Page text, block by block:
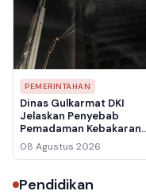
PEMERINTAHAN
Dinas Gulkarmat DKI
Jelaskan Penyebab
Pemadaman Kebakaran
Gedung Bapenda
Berlangsung Hampir Lima
08 Agustus 2026
Pendidikan